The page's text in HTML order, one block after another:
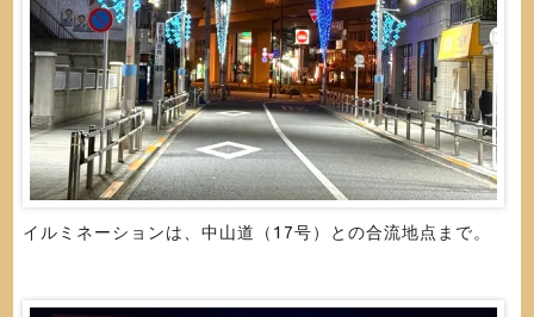
イルミネーションは、中山道（17号）との合流地点まで。